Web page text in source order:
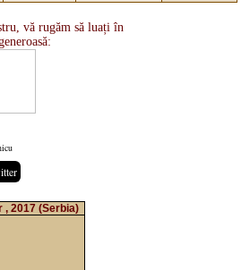
vă rugăm să luați în
, 2017 (Serbia)